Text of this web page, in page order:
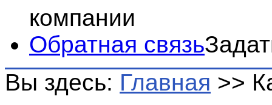
компании
Обратная связь
Вы здесь: Главная >>